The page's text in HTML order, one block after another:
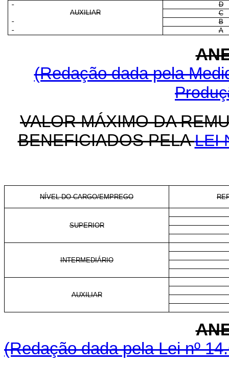
D
AUXILIAR
C
B
A
(Redação dada pela
VALOR MÁXIMO DA
BENEFICIADOS PELALEI
NÍVEL DO CARGO/EMPREGO
SUPERIOR
INTERMEDIÁRIO
AUXILIAR
(Redação dada pela Lei nº